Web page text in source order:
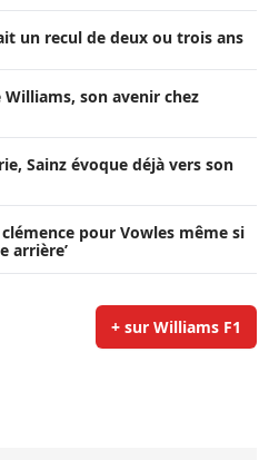
un recul de deux ou trois ans
Williams, son avenir chez
Sainz évoque déjà vers son
pour Vowles même si
arrière’
+ sur Williams F1